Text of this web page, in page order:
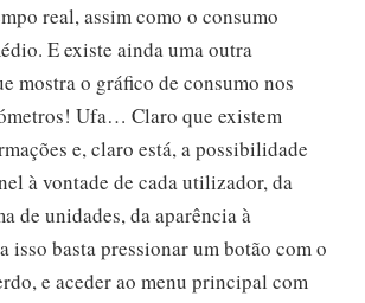
real, assim como o consumo
E existe ainda uma outra
mostra o gráfico de consumo nos
Ufa… Claro que existem
e, claro está, a possibilidade
à vontade de cada utilizador, da
de unidades, da aparência à
isso basta pressionar um botão com o
e aceder ao menu principal com